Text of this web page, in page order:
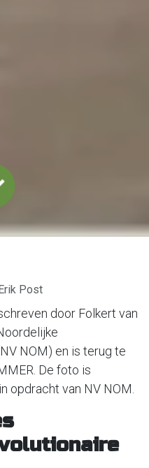
Post
door Folkert van
NOM) en is terug te
De foto is
opdracht van NV NOM.